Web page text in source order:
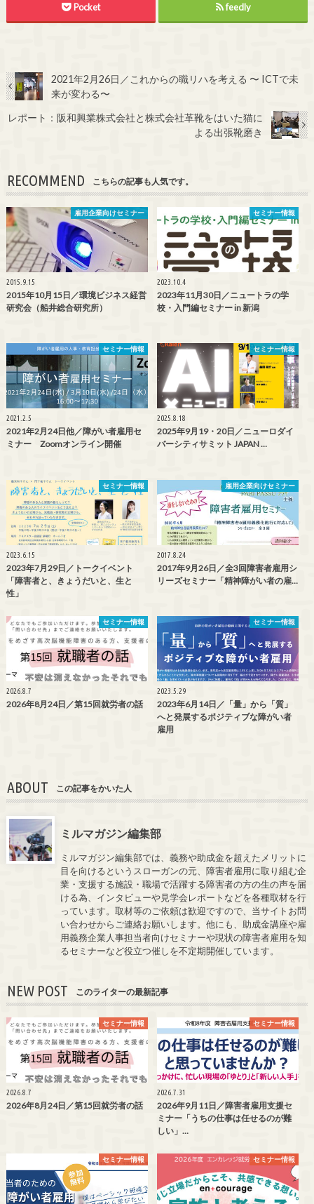
Pocket feedly
2021年2月26日／これからの職リハを考える 〜 ICTで未
来が変わる〜
レポート：阪和興業株式会社と株式会社革靴をはいた猫に
よる出張靴磨き
RECOMMEND こちらの記事も人気です。
雇用企業向けセミナー
2015.9.15
2015年10月15日／環境ビジネス経営
研究会（船井総合研究所）
セミナー情報
2023.10.4
2023年11月30日／ニュートラの学
校・入門編セミナー in 新潟
セミナー情報
2021.2.5
2021年2月24日他／障がい者雇用セ
ミナー Zoomオンライン開催
セミナー情報
2025.8.18
2025年9月19・20日／ニューロダイ
バーシティサミット JAPAN …
セミナー情報
2023.6.15
2023年7月29日／トークイベント
「障害者と、きょうだいと、生と
性」
雇用企業向けセミナー
2017.8.24
2017年9月26日／全3回障害者雇用シ
リーズセミナー「精神障がい者の雇…
セミナー情報
2026.8.7
2026年8月24日／第15回就労者の話
セミナー情報
2023.5.29
2023年6月14日／「量」から「質」
へと発展するポジティブな障がい者
雇用
ABOUT この記事をかいた人
ミルマガジン編集部
ミルマガジン編集部では、義務や助成金を超えたメリットに
目を向けるというスローガンの元、障害者雇用に取り組む企
業・支援する施設・職場で活躍する障害者の方の生の声を届
ける為、インタビューや見学会レポートなどを各種取材を行
っています。取材等のご依頼は歓迎ですので、当サイトお問
い合わせからご連絡お願いします。他にも、助成金講座や雇
用義務企業人事担当者向けセミナーや現状の障害者雇用を知
るセミナーなど役立つ催しを不定期開催しています。
NEW POST このライターの最新記事
セミナー情報
2026.8.7
2026年8月24日／第15回就労者の話
セミナー情報
2026.7.31
2026年9月11日／障害者雇用支援セ
ミナー「うちの仕事は任せるのが難
しい」…
セミナー情報 セミナー情報